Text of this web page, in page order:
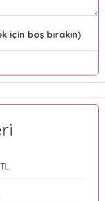
için boş bırakın)